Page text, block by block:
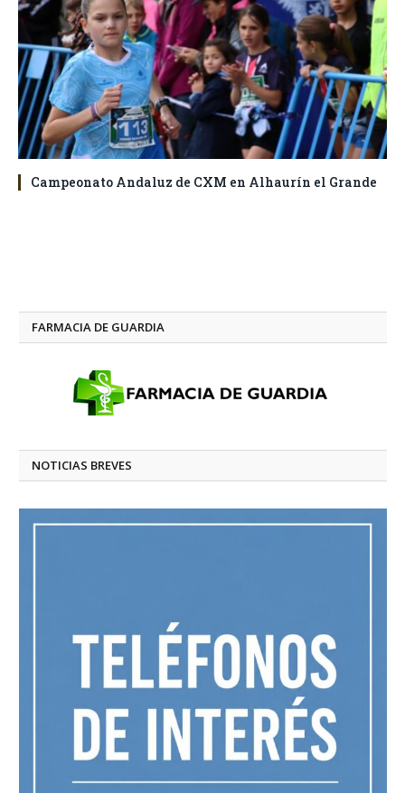
Campeonato Andaluz de CXM en Alhaurín el Grande
FARMACIA DE GUARDIA
NOTICIAS BREVES